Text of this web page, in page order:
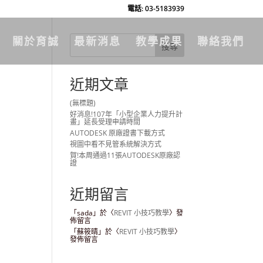
電話: 03-5183939
關於育誠 最新消息 教學成果 聯絡我們
近期文章
(無標題)
好消息!107年「小型企業人力提升計
畫」延長受理申請時間
AUTODESK 原廠證書下載方式
視圖中看不見管系統解決方式
賀!本周通過11張AUTODESK原廠認
證
近期留言
「sada 」於〈REVIT 小技巧教學〉發
佈留言
「蘇筱晴」於〈REVIT 小技巧教學〉
發佈留言